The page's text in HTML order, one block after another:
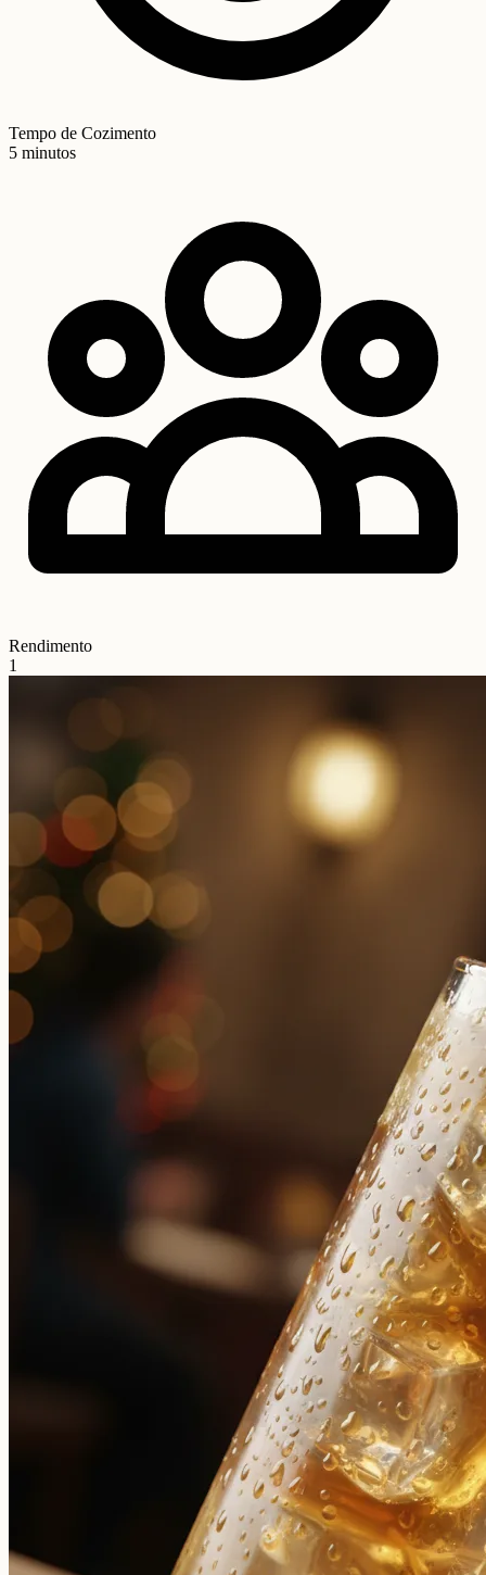
Tempo de Cozimento
5 minutos
Rendimento
1